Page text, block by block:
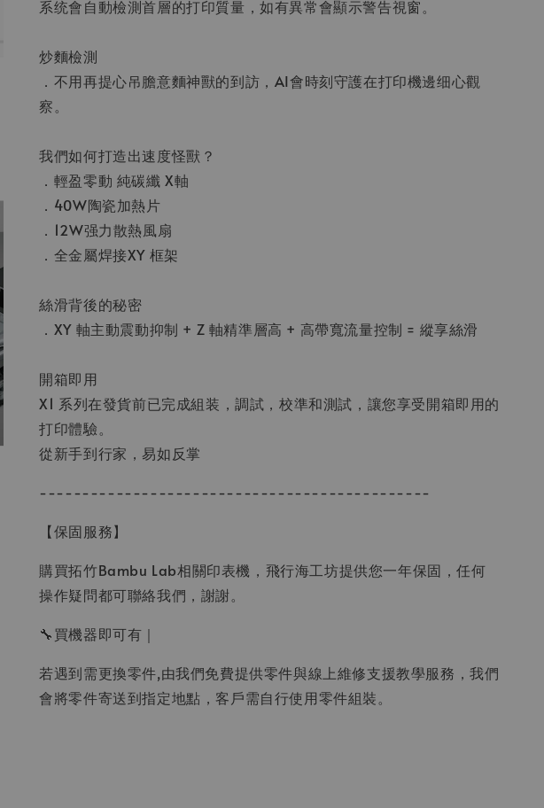
系统會自動檢測首層的打印質量，如有異常會顯示警告視窗。
炒麵檢測
．不用再提心吊膽意麵神獸的到訪，AI會時刻守護在打印機邊细心觀
察。
我們如何打造出速度怪獸？
．輕盈零動 純碳纖 X軸
．40W陶瓷加熱片
．12W强力散熱風扇
．全金屬焊接XY 框架
絲滑背後的秘密
．XY 軸主動震動抑制 + Z 軸精準層高 + 高帶寬流量控制 = 縱享絲滑
開箱即用
X1 系列在發貨前已完成組装，調試，校準和測試，讓您享受開箱即用的
打印體驗。
從新手到行家，易如反掌
----------------------------------------------
【保固服務】
購買拓竹Bambu Lab相關印表機，飛行海工坊提供您一年保固，任何
操作疑問都可聯絡我們，謝謝。
🔧買機器即可有｜
若遇到需更換零件,由我們免費提供零件與線上維修支援教學服務，我們
會將零件寄送到指定地點，客戶需自行使用零件組裝。